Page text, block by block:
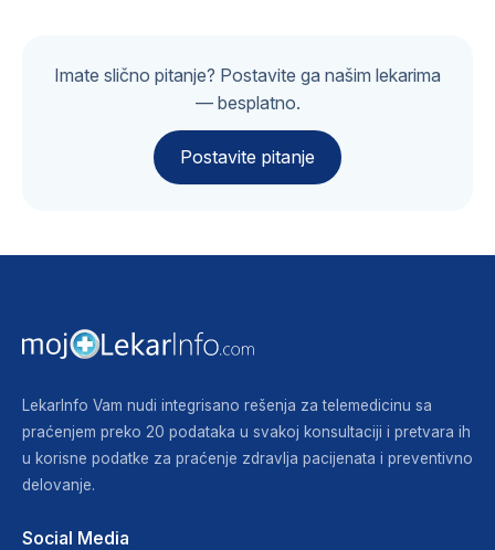
Imate slično pitanje? Postavite ga našim lekarima
— besplatno.
Postavite pitanje
LekarInfo Vam nudi integrisano rešenja za telemedicinu sa
praćenjem preko 20 podataka u svakoj konsultaciji i pretvara ih
u korisne podatke za praćenje zdravlja pacijenata i preventivno
delovanje.
Social Media